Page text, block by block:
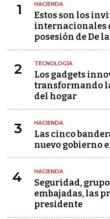
1 HACIENDA
Estos son los
internacionales
posesión de De
2 TECNOLOGÍA
Los gadgets
transformando
del hogar
3 HACIENDA
Las cinco
nuevo gobierno
4 HACIENDA
Seguridad,
embajadas, las
presidente